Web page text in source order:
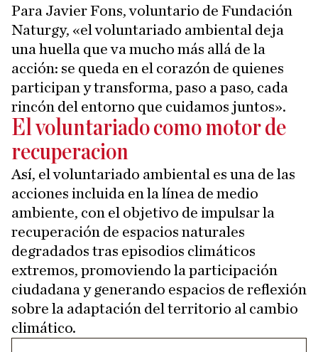
Para Javier Fons, voluntario de Fundación
Naturgy, «el voluntariado ambiental deja
una huella que va mucho más allá de la
acción: se queda en el corazón de quienes
participan y transforma, paso a paso, cada
rincón del entorno que cuidamos juntos».
El voluntariado como motor de
recuperacion
Así, el voluntariado ambiental es una de las
acciones incluida en la línea de medio
ambiente, con el objetivo de impulsar la
recuperación de espacios naturales
degradados tras episodios climáticos
extremos, promoviendo la participación
ciudadana y generando espacios de reflexión
sobre la adaptación del territorio al cambio
climático.